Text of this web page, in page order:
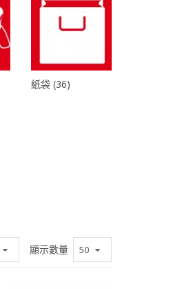
紙袋 (36)
顯示數量